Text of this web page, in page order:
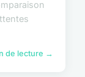
de lecture →